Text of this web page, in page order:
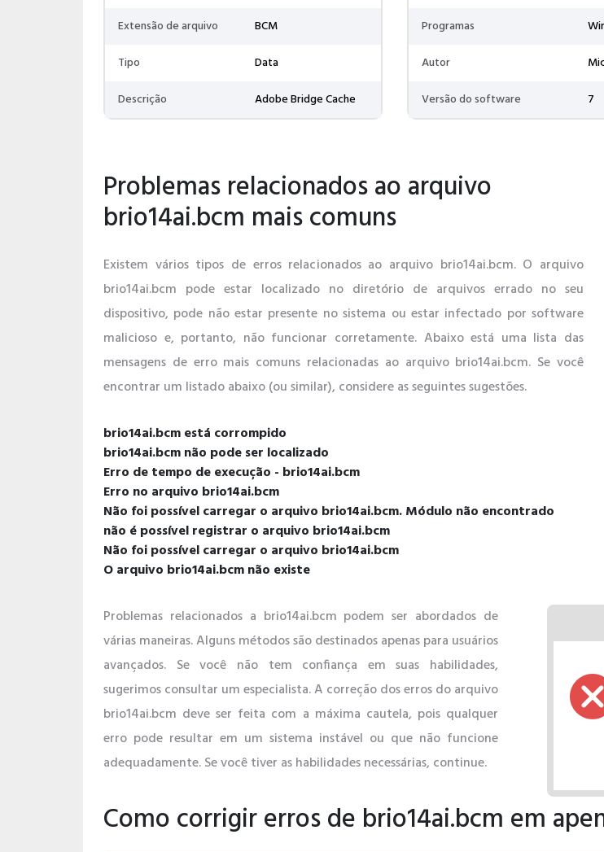
Extensão de arquivo
BCM
Tipo
Data
Descrição
Adobe Bridge Cache
Programas
Autor
Versão do software
7
Problemas relacionados ao arquivo
brio14ai.bcm mais comuns
Existem vários tipos de erros relacionados ao arquivo brio14ai.bcm. O arquivo
brio14ai.bcm pode estar localizado no diretório de arquivos errado no seu
dispositivo, pode não estar presente no sistema ou estar infectado por software
malicioso e, portanto, não funcionar corretamente. Abaixo está uma lista das
mensagens de erro mais comuns relacionadas ao arquivo brio14ai.bcm. Se você
encontrar um listado abaixo (ou similar), considere as seguintes sugestões.
brio14ai.bcm está corrompido
brio14ai.bcm não pode ser localizado
Erro de tempo de execução - brio14ai.bcm
Erro no arquivo brio14ai.bcm
Não foi possível carregar o arquivo brio14ai.bcm. Módulo não encontrado
não é possível registrar o arquivo brio14ai.bcm
Não foi possível carregar o arquivo brio14ai.bcm
O arquivo brio14ai.bcm não existe
Problemas relacionados a brio14ai.bcm podem ser abordados de
várias maneiras. Alguns métodos são destinados apenas para usuários
avançados. Se você não tem confiança em suas habilidades,
sugerimos consultar um especialista. A correção dos erros do arquivo
brio14ai.bcm deve ser feita com a máxima cautela, pois qualquer
erro pode resultar em um sistema instável ou que não funcione
adequadamente. Se você tiver as habilidades necessárias, continue.
Como corrigir erros de brio14ai.bcm em